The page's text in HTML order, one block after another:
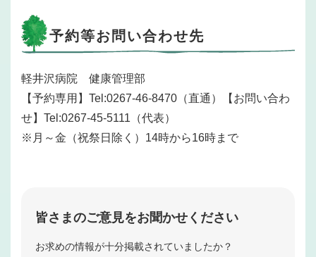
予約等お問い合わせ先
軽井沢病院 健康管理部
【予約専用】Tel:0267-46-8470（直通）【お問い合わ
せ】Tel:0267-45-5111（代表）
※月～金（祝祭日除く）14時から16時まで
皆さまのご意見をお聞かせください
お求めの情報が十分掲載されていましたか？